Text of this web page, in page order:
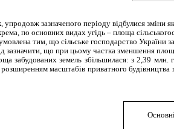
упродовж зазначеного періоду відбулися зміни
по основних видах угідь – площа
тим, що сільське господарство України
зазначити, що при цьому частка зменшення
забудованих земель збільшилася: з 2,39
розширенням масштабів приватного